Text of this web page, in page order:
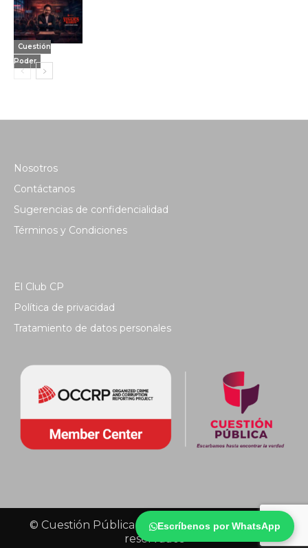
Escríbenos por WhatsApp
Cuestión
Poder
Nosotros
Contáctanos
Sugerencias de confidencialidad
Términos y Condiciones
El Club CP
Política de privacidad
Tratamiento de datos personales
© Cuestión Pública 2018 - Todos los derechos
reservados